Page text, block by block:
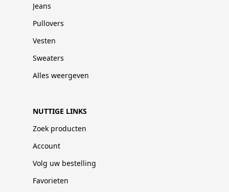
Jeans
Pullovers
Vesten
Sweaters
Alles weergeven
NUTTIGE LINKS
Zoek producten
Account
Volg uw bestelling
Favorieten